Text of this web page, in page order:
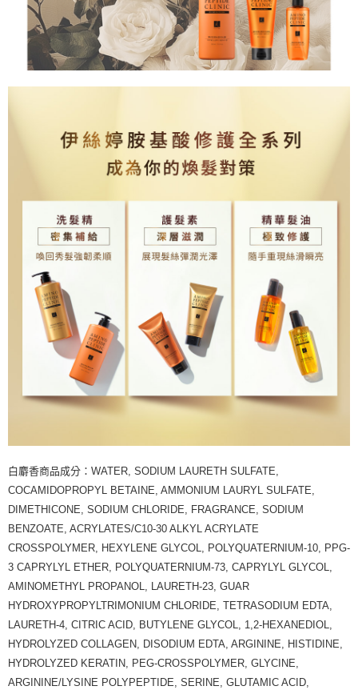
白麝香商品成分：WATER, SODIUM LAURETH SULFATE,
COCAMIDOPROPYL BETAINE, AMMONIUM LAURYL SULFATE,
DIMETHICONE, SODIUM CHLORIDE, FRAGRANCE, SODIUM
BENZOATE, ACRYLATES/C10-30 ALKYL ACRYLATE
CROSSPOLYMER, HEXYLENE GLYCOL, POLYQUATERNIUM-10, PPG-
3 CAPRYLYL ETHER, POLYQUATERNIUM-73, CAPRYLYL GLYCOL,
AMINOMETHYL PROPANOL, LAURETH-23, GUAR
HYDROXYPROPYLTRIMONIUM CHLORIDE, TETRASODIUM EDTA,
LAURETH-4, CITRIC ACID, BUTYLENE GLYCOL, 1,2-HEXANEDIOL,
HYDROLYZED COLLAGEN, DISODIUM EDTA, ARGININE, HISTIDINE,
HYDROLYZED KERATIN, PEG-CROSSPOLYMER, GLYCINE,
ARGININE/LYSINE POLYPEPTIDE, SERINE, GLUTAMIC ACID,